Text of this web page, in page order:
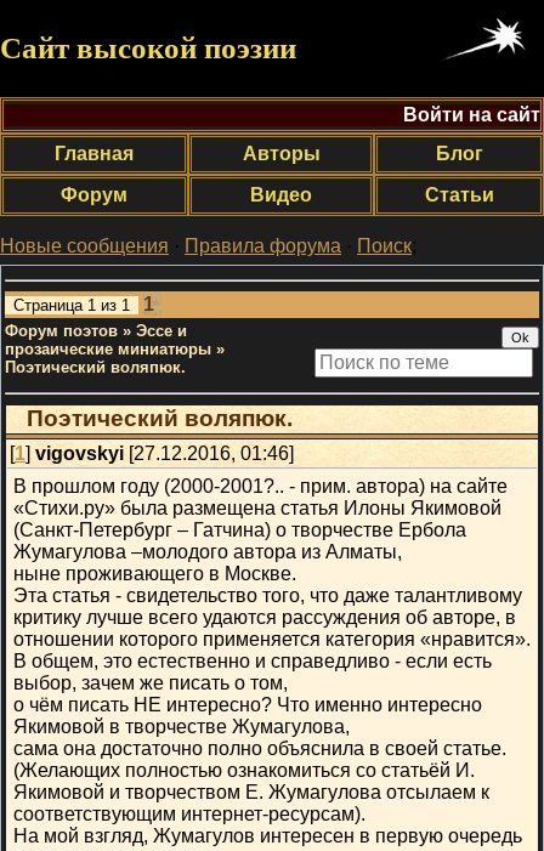
Сайт высокой поэзии
Войти на сайт
Главная
Авторы
Блог
Форум
Видео Статьи
Новые сообщения · Правила форума · Поиск;
Страница 1 из 1 1
Форум поэтов » Эссе и
прозаические миниатюры »
Поэтический воляпюк.
Поэтический воляпюк.
[1] vigovskyi [27.12.2016, 01:46]
В прошлом году (2000-2001?.. - прим. автора) на сайте
«Стихи.ру» была размещена статья Илоны Якимовой
(Санкт-Петербург – Гатчина) о творчестве Ербола
Жумагулова –молодого автора из Алматы,
ныне проживающего в Москве.
Эта статья - свидетельство того, что даже талантливому
критику лучше всего удаются рассуждения об авторе, в
отношении которого применяется категория «нравится».
В общем, это естественно и справедливо - если есть
выбор, зачем же писать о том,
о чём писать НЕ интересно? Что именно интересно
Якимовой в творчестве Жумагулова,
сама она достаточно полно объяснила в своей статье.
(Желающих полностью ознакомиться со статьёй И.
Якимовой и творчеством Е. Жумагулова отсылаем к
соответствующим интернет-ресурсам).
На мой взгляд, Жумагулов интересен в первую очередь